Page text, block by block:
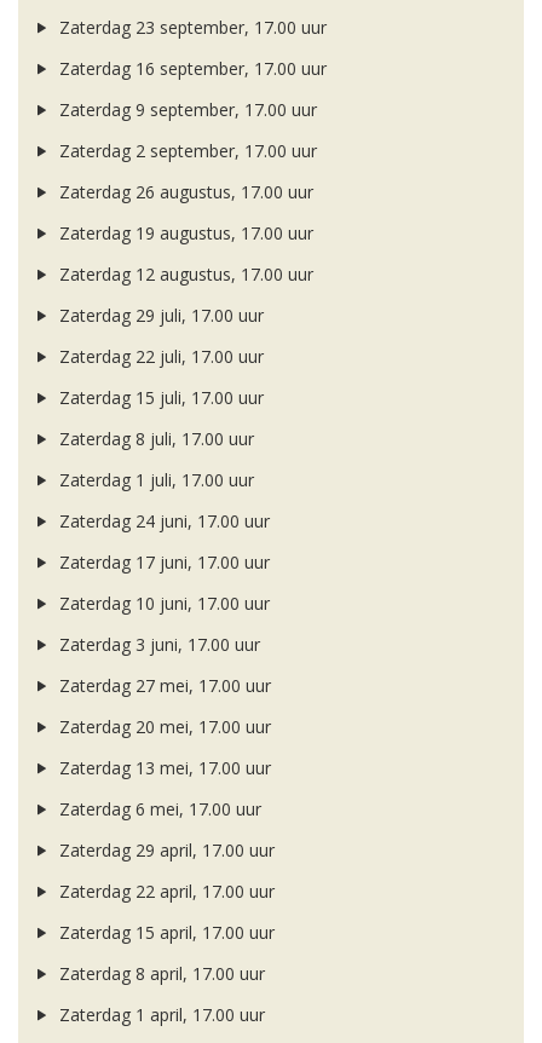
Zaterdag 23 september, 17.00 uur
Zaterdag 16 september, 17.00 uur
Zaterdag 9 september, 17.00 uur
Zaterdag 2 september, 17.00 uur
Zaterdag 26 augustus, 17.00 uur
Zaterdag 19 augustus, 17.00 uur
Zaterdag 12 augustus, 17.00 uur
Zaterdag 29 juli, 17.00 uur
Zaterdag 22 juli, 17.00 uur
Zaterdag 15 juli, 17.00 uur
Zaterdag 8 juli, 17.00 uur
Zaterdag 1 juli, 17.00 uur
Zaterdag 24 juni, 17.00 uur
Zaterdag 17 juni, 17.00 uur
Zaterdag 10 juni, 17.00 uur
Zaterdag 3 juni, 17.00 uur
Zaterdag 27 mei, 17.00 uur
Zaterdag 20 mei, 17.00 uur
Zaterdag 13 mei, 17.00 uur
Zaterdag 6 mei, 17.00 uur
Zaterdag 29 april, 17.00 uur
Zaterdag 22 april, 17.00 uur
Zaterdag 15 april, 17.00 uur
Zaterdag 8 april, 17.00 uur
Zaterdag 1 april, 17.00 uur